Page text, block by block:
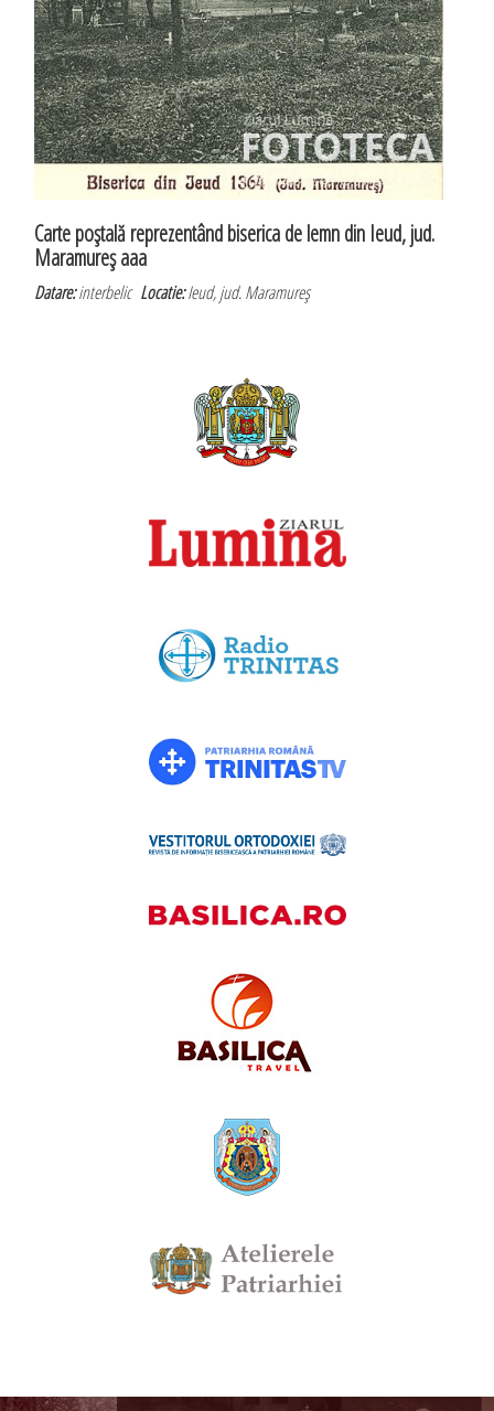
Carte poştală reprezentând biserica de lemn din Ieud, jud.
Maramureş aaa
Datare:interbelicLocatie:Ieud, jud. Maramureş